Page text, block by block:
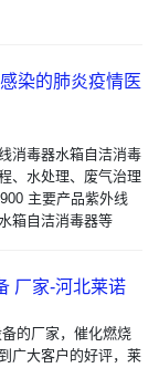
染的肺炎疫情医
消毒器水箱自洁消毒
、水处理、废气治理
主要产品紫外线
箱自洁消毒器等
厂家-河北莱诺
的厂家，催化燃烧
广大客户的好评，莱